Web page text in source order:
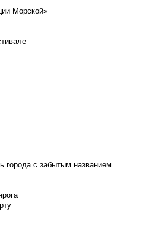
Морской»
города с забытым названием